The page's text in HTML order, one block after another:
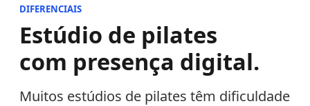
DIFERENCIAIS
Estúdio de pilates
com presença digital.
Muitos estúdios de pilates têm dificuldade